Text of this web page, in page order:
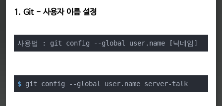
1. Git - 사용자 이름 설정
사용법 : git config --global user.name [닉네임]
$ git config --global user.name server-talk